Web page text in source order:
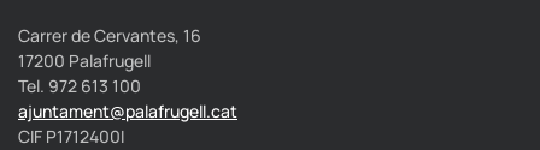
Carrer de Cervantes, 16
17200 Palafrugell
Tel. 972 613 100
ajuntament@palafrugell.cat
CIF P1712400I